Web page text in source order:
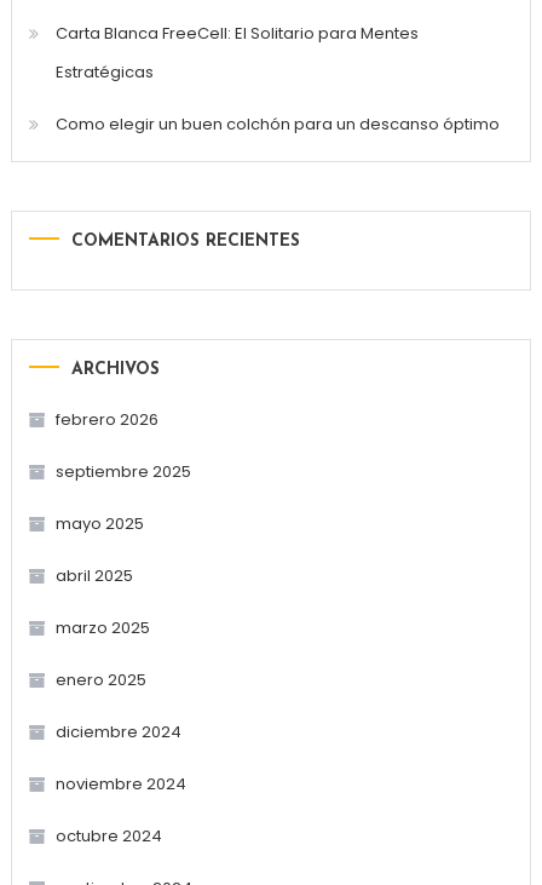
Carta Blanca FreeCell: El Solitario para Mentes
Estratégicas
Como elegir un buen colchón para un descanso óptimo
COMENTARIOS RECIENTES
ARCHIVOS
febrero 2026
septiembre 2025
mayo 2025
abril 2025
marzo 2025
enero 2025
diciembre 2024
noviembre 2024
octubre 2024